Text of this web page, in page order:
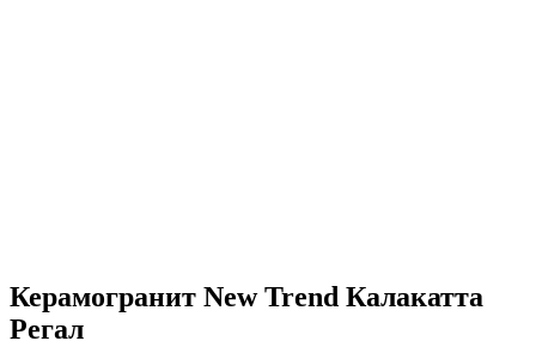
Керамогранит New Trend Калакатта
Регал